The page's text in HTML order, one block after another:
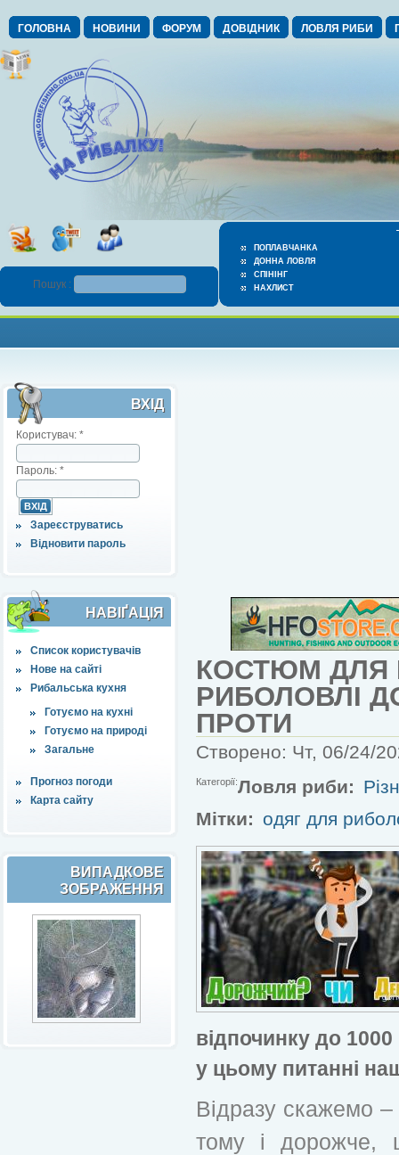
ГОЛОВНА НОВИНИ ФОРУМ ДОВІДНИК ЛОВЛЯ РИБИ
ПОПЛАВЧАНКА
ДОННА ЛОВЛЯ
СПІНІНГ
НАХЛИСТ
Пошук :
ВХІД
Користувач: *
Пароль: *
Зареєструватись
Відновити пароль
НАВІҐАЦІЯ
Список користувачів
Нове на сайті
Рибальська кухня
Готуємо на кухні
Готуємо на природі
Загальне
Прогноз погоди
Карта сайту
ВИПАДКОВЕ
ЗОБРАЖЕННЯ
КОСТЮМ ДЛЯ
РИБОЛОВЛІ
ПРОТИ
Створено: Чт, 06/24/
Категорії:Ловля риби:
Мітки: одяг для
відпочинку до
у цьому питанні
Відразу скажемо
тому і дорожче,